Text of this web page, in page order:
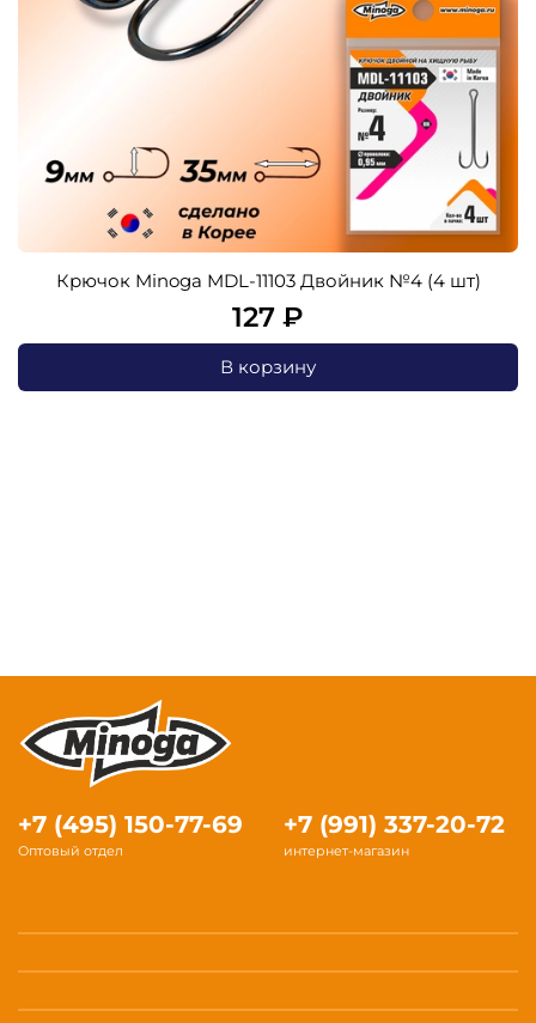
Крючок Minoga MDL-11103 Двойник №4 (4 шт)
127 ₽
В корзину
+7 (495) 150-77-69
Оптовый отдел
+7 (991) 337-20-72
интернет-магазин